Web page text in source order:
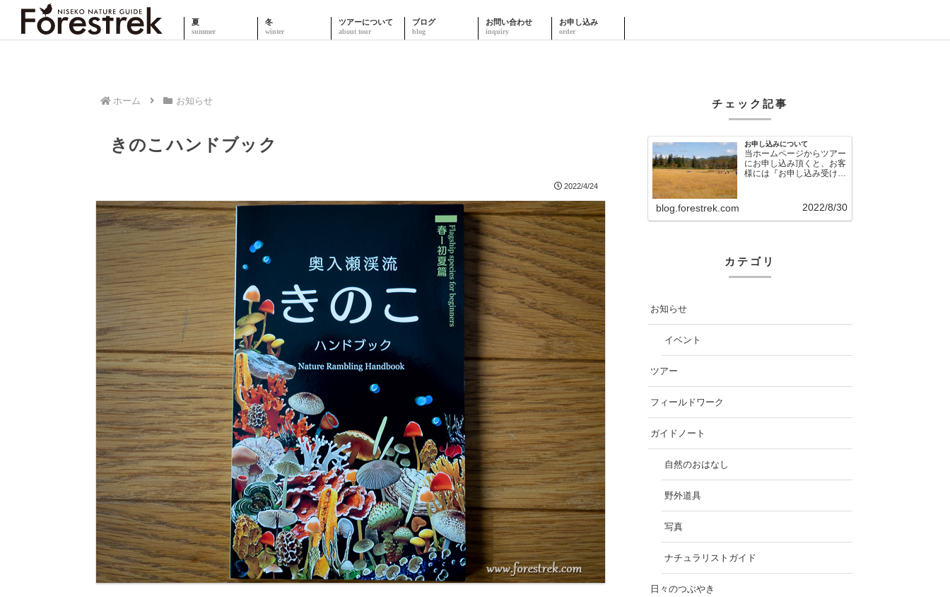
夏 冬 ツアーについて ブログ お問い合わせ お申し込み
ホーム お知らせ
きのこハンドブック
2022/4/24
チェック記事
お申し込みについて
当ホームページからツアー
にお申し込み頂くと、お客
様には『お申し込み受け付
blog.forestrek.com 2022/8/30
カテゴリ
お知らせ
イベント
ツアー
フィールドワーク
ガイドノート
自然のおはなし
野外道具
写真
ナチュラリストガイド
日々のつぶやき